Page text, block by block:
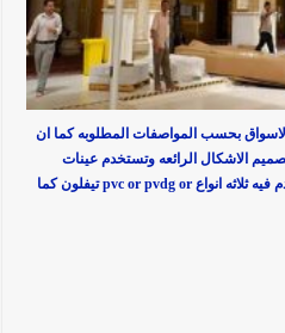
بحسب المواصفات المطلوبه كما ان
الاشكال الرائعه وتستخدم عينات
كثيرة واشكال متنوعه فالقماس يستخدم فيه ثلاثه انواع pvc or pvdg or تيفلون كما